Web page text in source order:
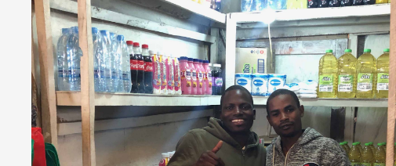
Filmproduksjon – Japan
Foto – fashion og kunst
Grafisk design – Japansk kultur
Musikkproduksjon – Artist &